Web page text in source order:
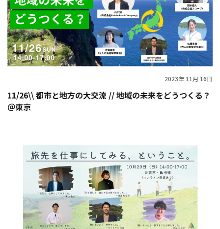
2023年 11月 16日
11/26\\ 都市と地方の大交流 // 地域の未来をどうつくる？
＠東京